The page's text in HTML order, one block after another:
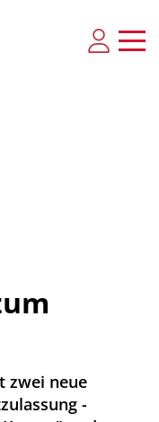
zwei neue
-